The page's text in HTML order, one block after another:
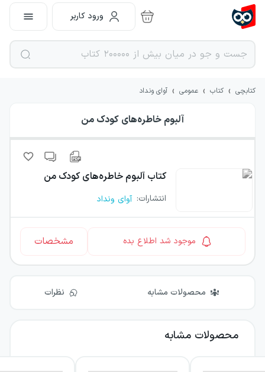
ورود کاربر
کتابچی › کتاب › عمومی › آوای ونداد
آلبوم خاطره‌های کودک من
کتاب آلبوم خاطره‌های کودک من
انتشارات: آوای ونداد
موجود شد اطلاع بده مشخصات
محصولات مشابه نظرات
محصولات مشابه